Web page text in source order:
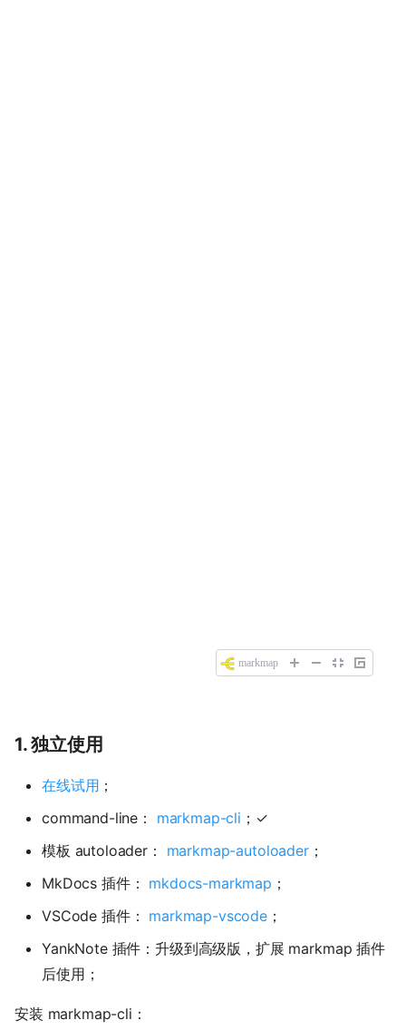
1. 独立使用
在线试用 ；
command-line： markmap-cli ；✓
模板 autoloader： markmap-autoloader；
MkDocs 插件： mkdocs-markmap ；
VSCode 插件： markmap-vscode ；
YankNote 插件：升级到高级版，扩展 markmap 插件
后使用；
安装 markmap-cli：